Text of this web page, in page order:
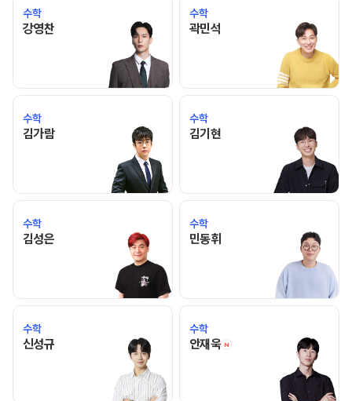
수학
강영찬강영찬 선생님 홈 바로가기
수학
곽민석 곽민석 선생님 홈 바로가기
수학
김가람김가람 선생님 홈 바로가기
수학
김기현김기현 선생님 홈 바로가기
수학
김성은김성은 선생님 홈 바로가기
수학
민동휘민동휘 선생님 홈 바로가기
수학
신성규신성규 선생님 홈 바로가기
수학
안재욱 N 안재욱 선생님 홈 바로